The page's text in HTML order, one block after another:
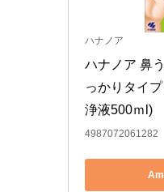
ハナノア
ハナノア 鼻
っかりタイ
浄液500ｍl)
4987072061282